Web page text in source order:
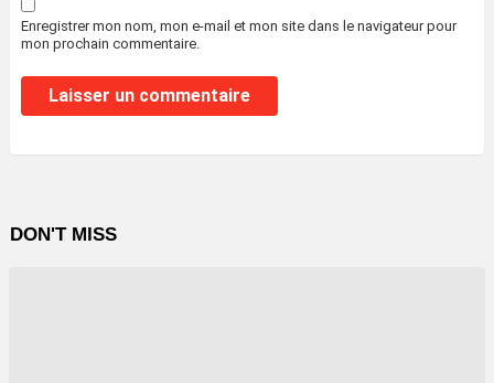
Enregistrer mon nom, mon e-mail et mon site dans le navigateur pour
mon prochain commentaire.
DON'T MISS